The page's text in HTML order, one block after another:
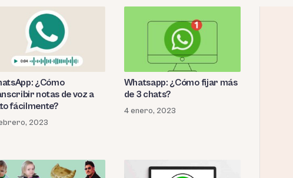
¿Cómo
notas de voz a
fácilmente?
2023
Whatsapp: ¿Cómo fijar más
de 3 chats?
4 enero, 2023